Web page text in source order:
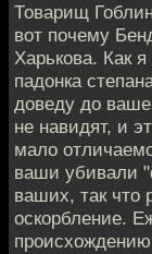
Товарищ
вот почему
Харькова. Как
падонка
доведу до
не навидят, и
мало
ваши убивали
ваших, так что
оскорбление.